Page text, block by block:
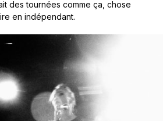
des tournées comme ça, chose
en indépendant.